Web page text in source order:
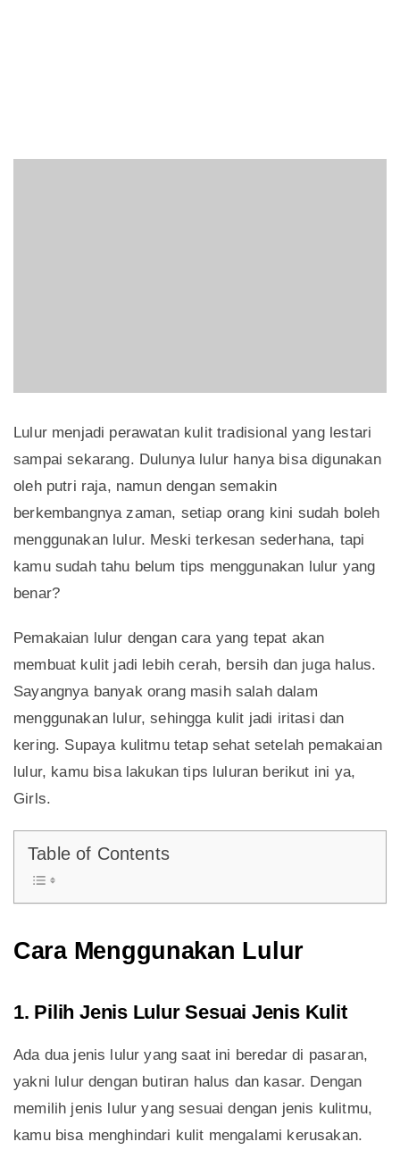
Lulur menjadi perawatan kulit tradisional yang lestari
sampai sekarang. Dulunya lulur hanya bisa digunakan
oleh putri raja, namun dengan semakin
berkembangnya zaman, setiap orang kini sudah boleh
menggunakan lulur. Meski terkesan sederhana, tapi
kamu sudah tahu belum tips menggunakan lulur yang
benar?
Pemakaian lulur dengan cara yang tepat akan
membuat kulit jadi lebih cerah, bersih dan juga halus.
Sayangnya banyak orang masih salah dalam
menggunakan lulur, sehingga kulit jadi iritasi dan
kering. Supaya kulitmu tetap sehat setelah pemakaian
lulur, kamu bisa lakukan tips luluran berikut ini ya,
Girls.
Table of Contents
Cara Menggunakan Lulur
1. Pilih Jenis Lulur Sesuai Jenis Kulit
Ada dua jenis lulur yang saat ini beredar di pasaran,
yakni lulur dengan butiran halus dan kasar. Dengan
memilih jenis lulur yang sesuai dengan jenis kulitmu,
kamu bisa menghindari kulit mengalami kerusakan.